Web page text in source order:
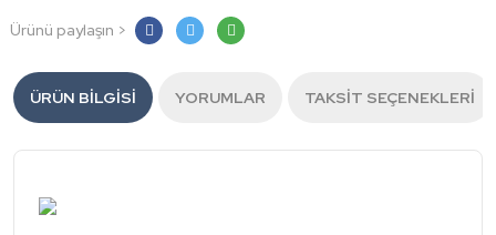
Ürünü paylaşın >
ÜRÜN BILGISI YORUMLAR TAKSIT SEÇENEKLERI